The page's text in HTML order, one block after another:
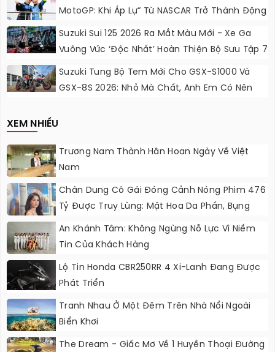
MotoGP: Khi Áp Lự” Từ NASCAR Trở Thành Động
Lực Ngọt Ngào
Suzuki Sui 125 2026 Ra Mắt Màu Mới - Xe Ga
Vuông Vức ‘độc Nhất’ Hoàn Thiện Bộ Sưu Tập 7
Sắc Cầu Vồng
Suzuki Tung Bộ Tem Mới Cho GSX-S1000 Và
GSX-8S 2026: Nhỏ Mà Chất, Anh Em Có Nên
XEM NHIỀU
Trương Nam Thành Hân Hoan Ngày Về Việt
Nam
Chân Dung Cô Gái Đóng Cảnh Nóng Phim 476
Tỷ Được Truy Lùng: Mặt Hoa Da Phấn, Bụng
“không Gợn Sóng”
An Khánh Tâm: Không Ngừng Nỗ Lực Vì Niềm
Tin Của Khách Hàng
Lộ Tin Honda CBR250RR 4 Xi-Lanh Đang Được
Phát Triển
Tranh Nhau Ở Một Đêm Trên Nhà Nổi Ngoài
Biển Khơi
The Dream - Giấc Mơ Về 1 Huyền Thoại Đường